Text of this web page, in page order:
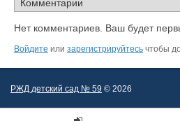
Нет комментариев. Ваш будет
Войдите или зарегистрируйтесь чтобы
РЖД детский сад № 59 © 2026